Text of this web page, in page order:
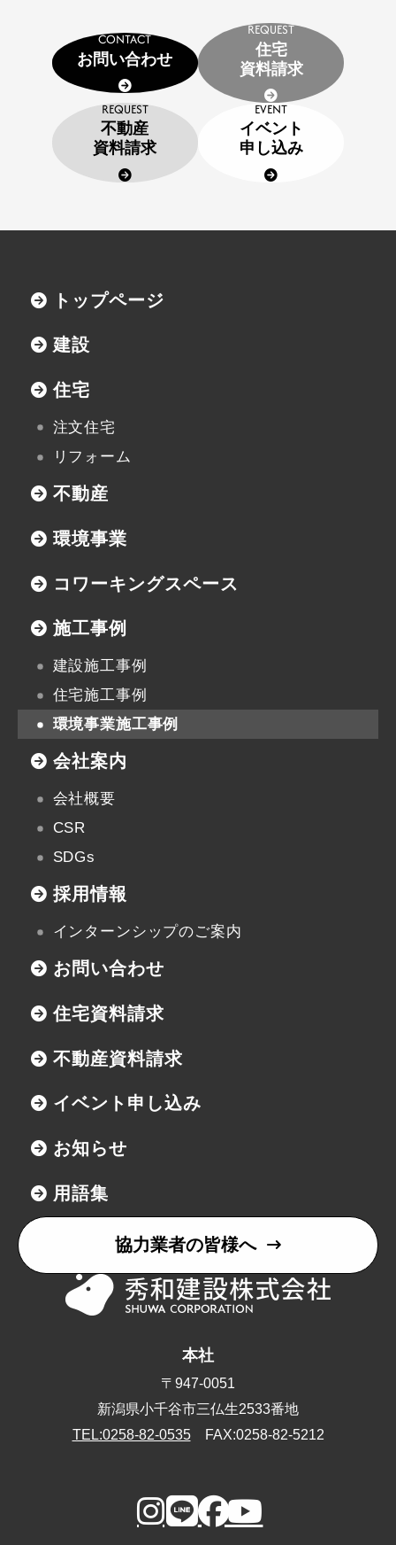
インターンシップのご案内
お問い合わせ
住宅資料請求
不動産資料請求
イベント申し込み
新潟県小千谷市三仏生2533番地
CONTACT
お問い合わせ
REQUEST
住宅
資料請求
REQUEST
不動産
資料請求
EVENT
イベント
申し込み
トップページ
建設
住宅
注文住宅
リフォーム
不動産
環境事業
コワーキングスペース
施工事例
建設施工事例
住宅施工事例
環境事業施工事例
会社案内
会社概要
CSR
SDGs
採用情報
インターンシップのご案内
お問い合わせ
住宅資料請求
不動産資料請求
イベント申し込み
お知らせ
用語集
協力業者の皆様へ
本社
〒947-0051
新潟県小千谷市三仏生2533番地
TEL:0258-82-0535FAX:0258-82-5212